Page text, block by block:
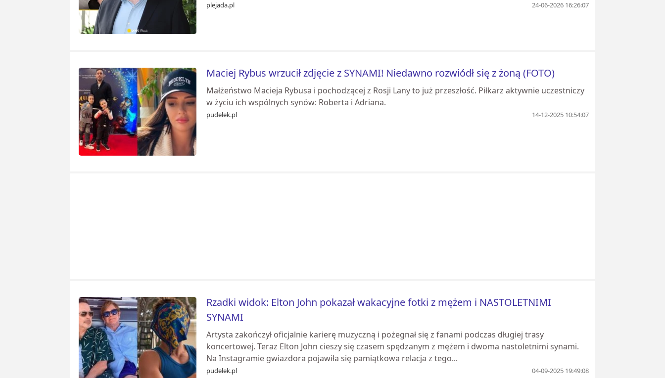
plejada.pl 24-06-2026 16:26:07
Maciej Rybus wrzucił zdjęcie z SYNAMI! Niedawno rozwiódł się z żoną (FOTO)
Małżeństwo Macieja Rybusa i pochodzącej z Rosji Lany to już przeszłość. Piłkarz aktywnie uczestniczy
w życiu ich wspólnych synów: Roberta i Adriana.
pudelek.pl 14-12-2025 10:54:07
Rzadki widok: Elton John pokazał wakacyjne fotki z mężem i NASTOLETNIMI
SYNAMI
Artysta zakończył oficjalnie karierę muzyczną i pożegnał się z fanami podczas długiej trasy
koncertowej. Teraz Elton John cieszy się czasem spędzanym z mężem i dwoma nastoletnimi synami.
Na Instagramie gwiazdora pojawiła się pamiątkowa relacja z tego...
pudelek.pl 04-09-2025 19:49:08